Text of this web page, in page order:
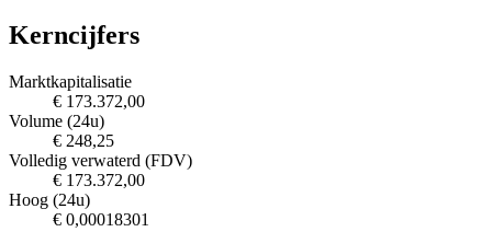
Kerncijfers
Marktkapitalisatie
€ 173.372,00
Volume (24u)
€ 248,25
Volledig verwaterd (FDV)
€ 173.372,00
Hoog (24u)
€ 0,00018301